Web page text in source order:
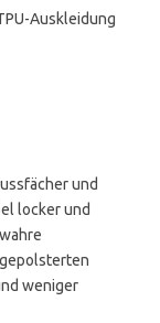
Auskleidung
und
locker und
weniger